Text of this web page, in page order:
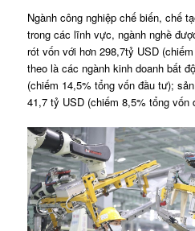
Ngành công nghiệp chế biến, chế
trong các lĩnh vực, ngành nghề
rót vốn với hơn 298,7tỷ USD
theo là các ngành kinh doanh bất
(chiếm 14,5% tổng vốn đầu tư);
41,7 tỷ USD (chiếm 8,5% tổng vốn